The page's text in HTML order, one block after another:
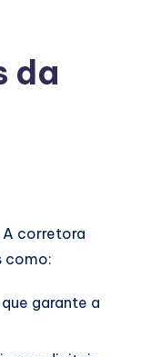
da
A corretora
como:
garante a